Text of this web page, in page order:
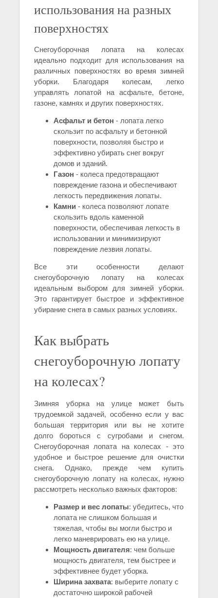
использования на разных
поверхностях
Снегоуборочная лопата на колесах
идеально подходит для использования на
различных поверхностях во время зимней
уборки. Благодаря колесам, легко
управлять лопатой на асфальте, бетоне,
газоне, камнях и других поверхностях.
Асфальт и бетон - лопата легко
скользит по асфальту и бетонной
поверхности, позволяя быстро и
эффективно убирать снег вокруг
домов и зданий.
Газон - колеса предотвращают
повреждение газона и обеспечивают
легкость передвижения лопаты.
Камни - колеса позволяют лопате
скользить вдоль каменной
поверхности, обеспечивая легкость в
использовании и минимизируют
повреждение лезвия лопаты.
Все эти особенности делают
снегоуборочную лопату на колесах
идеальным выбором для зимней уборки.
Это гарантирует быстрое и эффективное
убирание снега в самых разных условиях.
Как выбрать
снегоуборочную лопату
на колесах?
Зимняя уборка на улице может быть
трудоемкой задачей, особенно если у вас
большая территория или вы не хотите
долго бороться с сугробами и снегом.
Снегоуборочная лопата на колесах - это
удобное и быстрое решение для очистки
снега. Однако, прежде чем купить
снегоуборочную лопату на колесах, нужно
рассмотреть несколько важных факторов:
Размер и вес лопаты: убедитесь, что
лопата не слишком большая и
тяжелая, чтобы вы могли быстро и
легко маневрировать ею на улице.
Мощность двигателя: чем больше
мощность двигателя, тем быстрее и
эффективнее будет уборка.
Ширина захвата: выберите лопату с
достаточно широкой рабочей